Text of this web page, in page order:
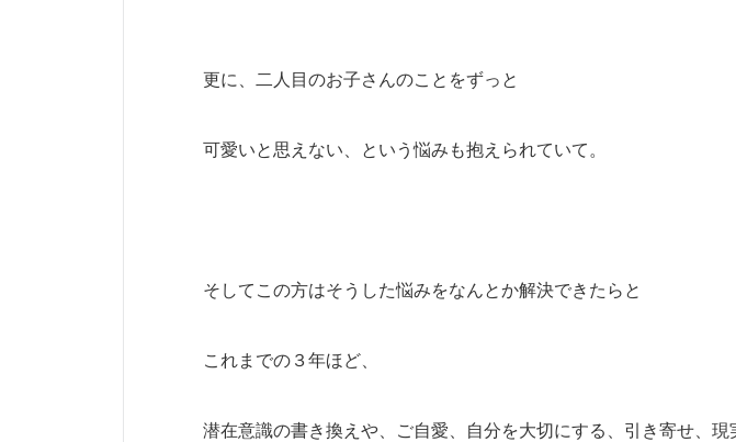
更に、二人目のお子さんのことをずっと
可愛いと思えない、という悩みも抱えられていて。
そしてこの方はそうした悩みをなんとか解決できたらと
これまでの３年ほど、
潜在意識の書き換えや、ご自愛、自分を大切にする、引き寄せ、